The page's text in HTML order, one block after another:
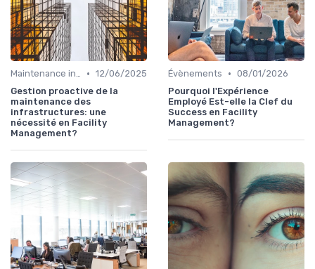
Maintenance infrastructures • 12/06/2025
Gestion proactive de la
maintenance des
infrastructures: une
nécessité en Facility
Management?
Évènements • 08/01/2026
Pourquoi l'Expérience
Employé Est-elle la Clef du
Success en Facility
Management?